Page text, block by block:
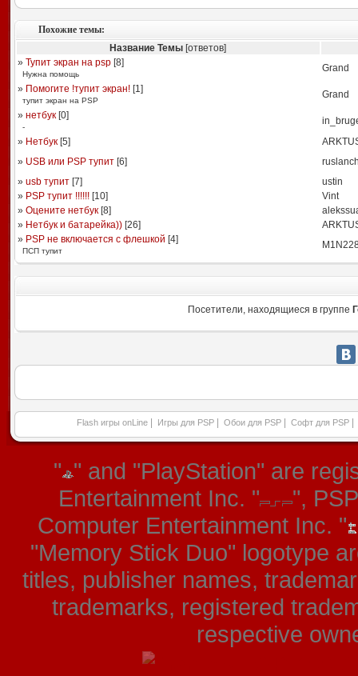
Похожие темы:
Название Темы [ответов]
» Тупит экран на psp[8]
Нужна помощь
Grand
» Помогите !тупит экран![1]
тупит экран на PSP
Grand
» нетбук[0]
-
» Нетбук[5]
» USB или PSP тупит[6]
» usb тупит[7]
ustin
» PSP тупит !!!!!![10]
Vint
» Оцените нетбук[8]
» Нетбук и батарейка))[26]
» PSP не включается с флешкой [4]
ПСП тупит
Посетители, находящиеся в группе
Flash игры onLine Игры для PSP Обои для PSP Софт для PSP
" " and "PlayStation" are
Entertainment Inc. "
",
Computer Entertainment Inc. "
"Memory Stick Duo" logotype
titles, publisher names,
trademarks, registered
respective